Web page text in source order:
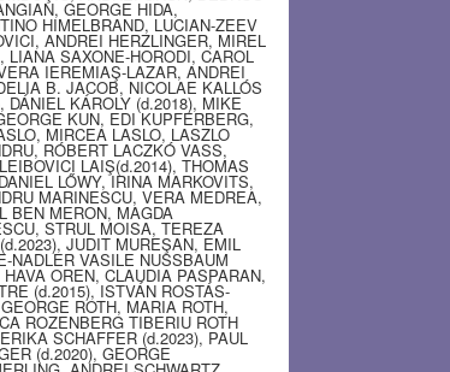
GEORGE HIDA,
HIMELBRAND, LUCIAN-ZEEV
ANDREI HERZLINGER, MIREL
LIANA SAXONE-HORODI, CAROL
IEREMIAŞ-LAZAR, ANDREI
B. JACOB, NICOLAE KALLÓS
DÁNIEL KÁROLY (d.2018), MIKE
KUN, EDI KUPFERBERG,
MIRCEA LASLO, LASZLO
RÓBERT LACZKÓ VASS,
LAIŞ(d.2014), THOMAS
LŐWY, IRINA MARKOVITS,
MARINESCU, VERA MEDREA,
BEN MERON, MAGDA
STRUL MOISA, TEREZA
JUDIT MUREŞAN, EMIL
NADLER VASILE NUSSBAUM
HAVA OREN, CLAUDIA PASPARAN,
(d.2015), ISTVÁN ROSTÁS-
ROTH, MARIA ROTH,
ROZENBERG TIBERIU ROTH
SCHAFFER (d.2023), PAUL
(d.2020), GEORGE